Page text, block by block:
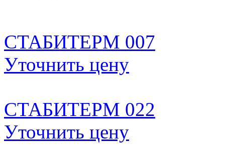
CТАБИТЕРМ 007
Уточнить цену
CТАБИТЕРМ 022
Уточнить цену